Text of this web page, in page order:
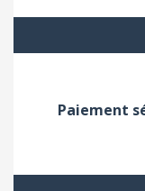
Paiement